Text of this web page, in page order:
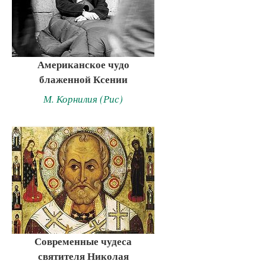
Американское чудо
блаженной Ксении
М. Корнилия (Рис)
Современные чудеса
святителя Николая